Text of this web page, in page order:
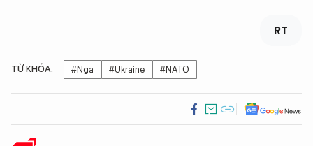
RT
TỪ KHÓA: #Nga #Ukraine #NATO